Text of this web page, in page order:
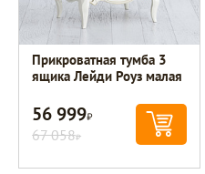
Прикроватная тумба 3
ящика Лейди Роуз малая
56 999Р
67 058Р